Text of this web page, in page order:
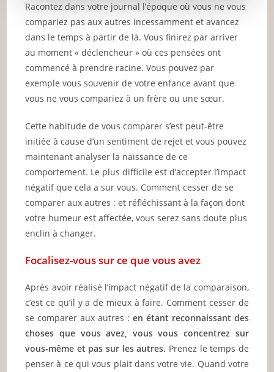
Racontez dans votre journal l’époque où vous ne vous
compariez pas aux autres incessamment et avancez
dans le temps à partir de là. Vous finirez par arriver
au moment « déclencheur » où ces pensées ont
commencé à prendre racine. Vous pouvez par
exemple vous souvenir de votre enfance avant que
vous ne vous compariez à un frère ou une sœur.
Cette habitude de vous comparer s’est peut-être
initiée à cause d’un sentiment de rejet et vous pouvez
maintenant analyser la naissance de ce
comportement. Le plus difficile est d’accepter l’impact
négatif que cela a sur vous. Comment cesser de se
comparer aux autres : et réfléchissant à la façon dont
votre humeur est affectée, vous serez sans doute plus
enclin à changer.
Focalisez-vous sur ce que vous avez
Après avoir réalisé l’impact négatif de la comparaison,
c’est ce qu’il y a de mieux à faire. Comment cesser de
se comparer aux autres : en étant reconnaissant des
choses que vous avez, vous vous concentrez sur
vous-même et pas sur les autres. Prenez le temps de
penser à ce qui vous plait dans votre vie. Quand votre